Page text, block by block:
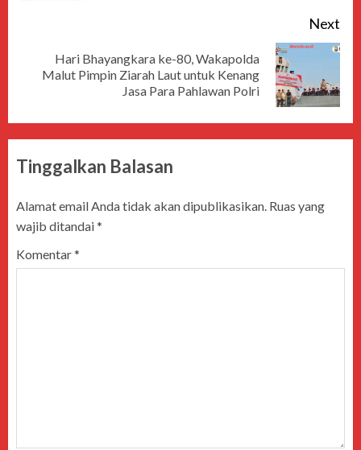
Next
Hari Bhayangkara ke-80, Wakapolda
Malut Pimpin Ziarah Laut untuk Kenang
Jasa Para Pahlawan Polri
Tinggalkan Balasan
Alamat email Anda tidak akan dipublikasikan. Ruas yang
wajib ditandai*
Komentar*